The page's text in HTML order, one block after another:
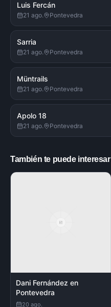
Luis Fercán
21 ago. Pontevedra
Sarria
21 ago. Pontevedra
Müntrails
21 ago. Pontevedra
Apolo 18
21 ago. Pontevedra
También te puede interesar
Dani Fernández en
Pontevedra
20 ago.